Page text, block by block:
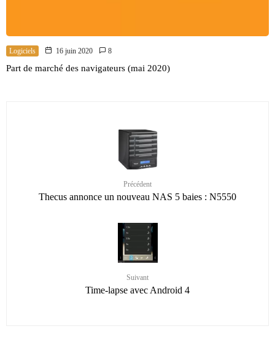
Logiciels 16 juin 2020 8
Part de marché des navigateurs (mai 2020)
Précédent
Thecus annonce un nouveau NAS 5 baies : N5550
Suivant
Time-lapse avec Android 4